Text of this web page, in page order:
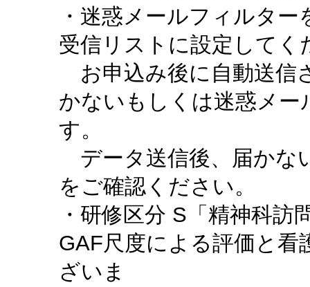
・迷惑メールフィルタ
受信リストに設定してく
お申込み後に自動送信
かないもしくは迷惑メ
す。
データ送信後、届かな
をご確認ください。
・研修区分 S「精神科
GAF尺度による評価と看
ざいま